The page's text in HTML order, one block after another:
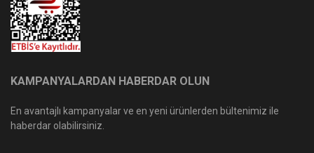
KAMPANYALARDAN HABERDAR OLUN
En avantajlı kampanyalar ve en yeni ürünlerden bültenimiz ile
haberdar olabilirsiniz.